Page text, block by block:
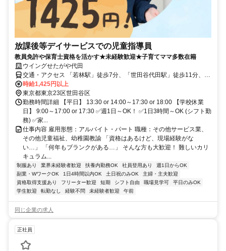
放課後等デイサービスでの児童指導員
教員免許や保育士資格を活かす★未経験歓迎★子育てママ多数在籍
ウイングせたがや代田
交通・アクセス 「若林駅」徒歩7分、「世田谷代田駅」徒歩11分、
「梅が丘駅」徒歩13分
時給1,425円以上
東京都東京23区世田谷区
勤務時間詳細 【平日】 13:30 or 14:00～17:30 or 18:00 【学校休業
日】 9:00～17:00 or 17:30 ✅週1日～OK！ ✅1日3時間～OK (シフト勤
務) ✅家...
仕事内容 雇用形態：アルバイト・パート 職種：その他サービス業、
その他児童福祉、幼稚園教諭 「資格はあるけど、現場経験がな
い…」 「何年もブランクがある…」 そんな方も大歓迎！ 難しいカリ
キュラム...
制服あり 業界未経験者歓迎 扶養内勤務OK 社員登用あり
週1日からOK
副業・WワークOK
1日4時間以内OK 土日祝のみOK
主婦・主夫歓迎
資格取得支援あり
フリーター歓迎 短期 シフト自由 職場見学可
平日のみOK
学生歓迎
転勤なし 経験不問 未経験者歓迎 午前
同じ企業の求人
正社員